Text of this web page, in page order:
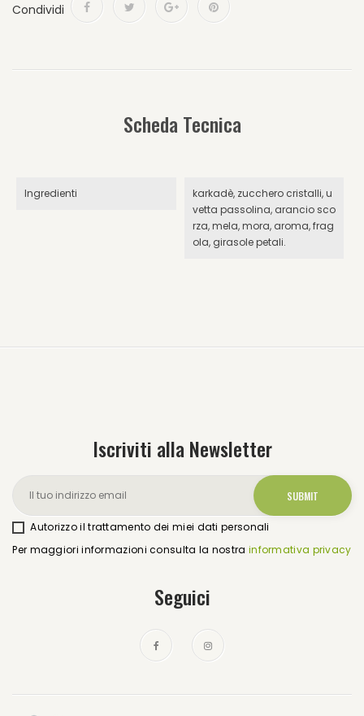
Condividi
Scheda Tecnica
Ingredienti
karkadè, zucchero cristalli, u
vetta passolina, arancio sco
rza, mela, mora, aroma, frag
ola, girasole petali.
Iscriviti alla Newsletter
Autorizzo il trattamento dei miei dati personali
Per maggiori informazioni consulta la nostra informativa privacy
Seguici